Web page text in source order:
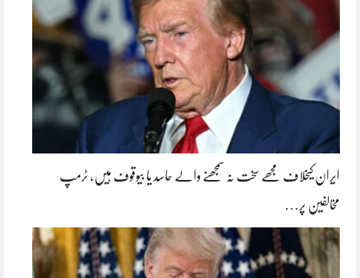
ایران کیخلاف مجھے سخت نہ سمجھنے والے حاسد یا بیوقوف ہیں، ٹرمپ
مخالفین پر…